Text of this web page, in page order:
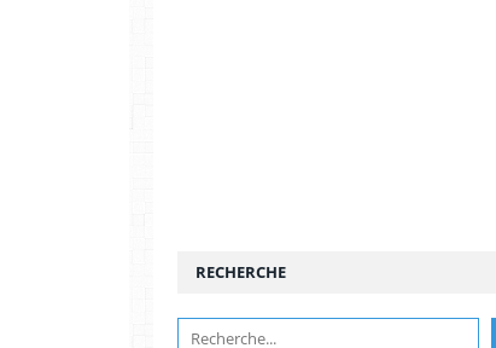
RECHERCHE